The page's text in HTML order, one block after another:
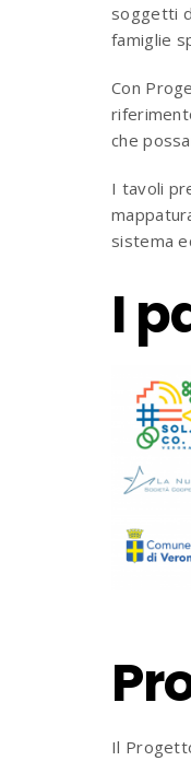
soggetti
famiglie
Con
che
I tavoli
sistema
I
Il